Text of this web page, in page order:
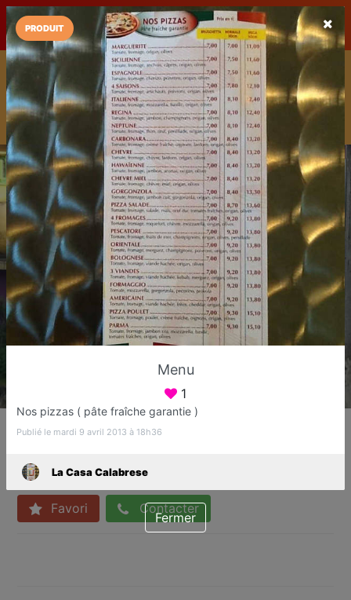
LaCarte LaCarte sur
Play Store
Installez l'App LaCarte
Téléchargez gratuitement l'app LaCarte pour suivre vos
commerces favoris et ne rien rater !
Télécharger Plus tard
La Casa Calabrese
Favori Contacter
PRODUIT
Menu
1
Nos pizzas ( pâte fraîche garantie )
Publié le mardi 9 avril 2013 à 18h36
La Casa Calabrese
Fermer